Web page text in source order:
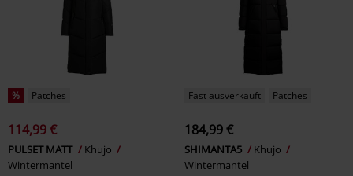
% Patches
114,99 €
PULSET MATT
Khujo
Wintermantel
Fast ausverkauft Patches
184,99 €
SHIMANTA5
Khujo
Wintermantel